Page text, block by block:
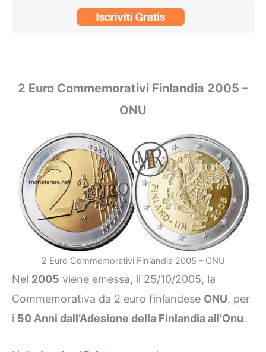
2 Euro Commemorativi Finlandia 2005 –
ONU
2 Euro Commemorativi Finlandia 2005 – ONU
Nel 2005 viene emessa, il 25/10/2005, la
Commemorativa da 2 euro finlandese ONU, per
i 50 Anni dall’Adesione della Finlandia all’Onu.